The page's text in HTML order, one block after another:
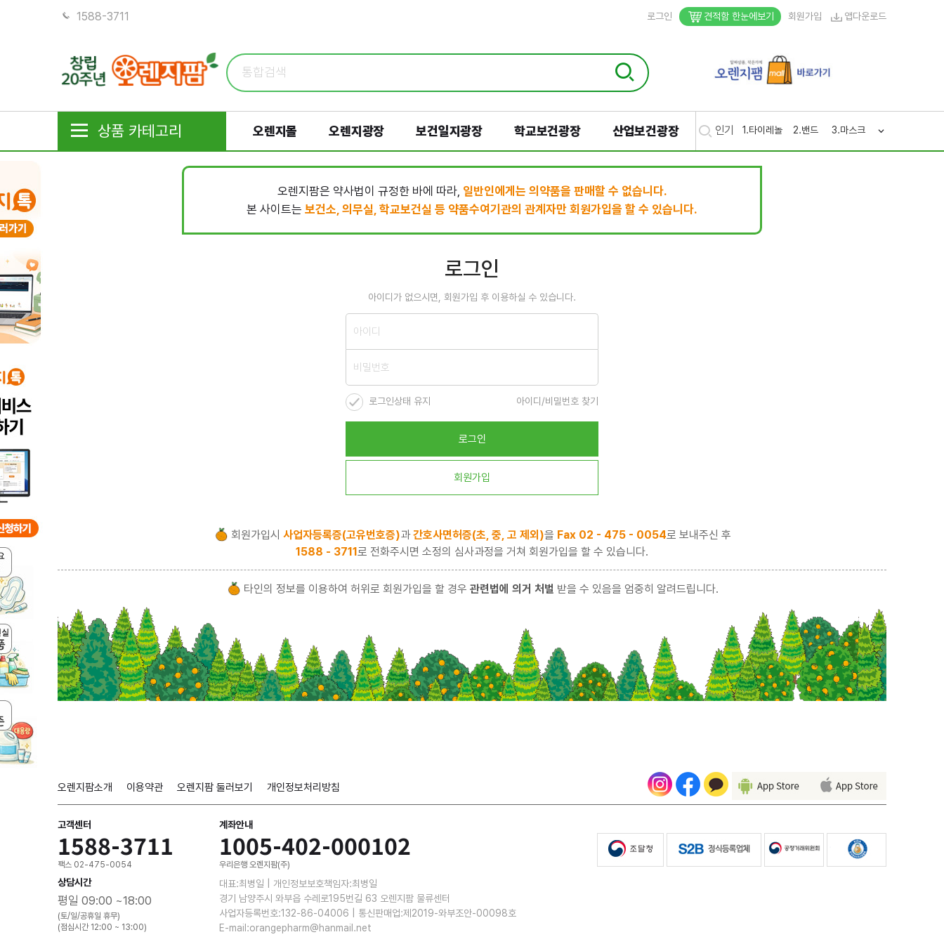
1588-3711 로그인 견적함 한눈에보기 회원가입 앱다운로드
상품 카테고리 오렌지몰 오렌지광장 보건일지광장 학교보건광장 산업보건광장 인기 1.타이레놀 2.밴드 3.마스크 4.
오렌지팜은 약사법이 규정한 바에 따라, 일반인에게는 의약품을 판매할 수 없습니다.
본 사이트는 보건소, 의무실, 학교보건실 등 약품수여기관의 관계자만 회원가입을 할 수 있습니다.
로그인
아이디가 없으시면, 회원가입 후 이용하실 수 있습니다.
로그인상태 유지 아이디/비밀번호 찾기
로그인
회원가입
회원가입시 사업자등록증(고유번호증)과간호사면허증(초, 중, 고 제외)을 Fax 02 - 475 - 0054로 보내주신 후
1588 - 3711로 전화주시면 소정의 심사과정을 거쳐 회원가입을 할 수 있습니다.
타인의 정보를 이용하여 허위로 회원가입을 할 경우 관련법에 의거 처벌 받을 수 있음을 엄중히 알려드립니다.
오렌지팜소개 이용약관 오렌지팜 둘러보기 개인정보처리방침
고객센터
1588-3711
팩스 02-475-0054
상담시간
평일 09:00 ~18:00
(토/일/공휴일 휴무)
(점심시간 12:00 ~ 13:00)
계좌안내
1005-402-000102
우리은행 오렌지팜(주)
대표:최병일 | 개인정보보호책임자:최병일
경기 남양주시 와부읍 수레로195번길 63 오렌지팜 물류센터
사업자등록번호:132-86-04006 | 통신판매업:제2019-와부조안-00098호
E-mail:orangepharm@hanmail.net